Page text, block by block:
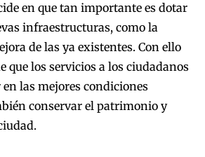
en que tan importante es dotar
infraestructuras, como la
de las ya existentes. Con ello
que los servicios a los ciudadanos
las mejores condiciones
conservar el patrimonio y